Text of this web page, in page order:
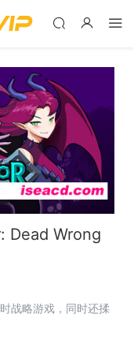
Dead Wrong
战略游戏，同时还揉